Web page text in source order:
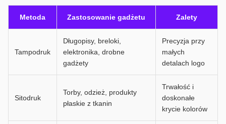
Metoda Zastosowanie gadżetu Zalety
Tampodruk
Długopisy, breloki,
elektronika, drobne
gadżety
Precyzja przy
małych
detalach logo
Sitodruk
Torby, odzież, produkty
płaskie z tkanin
Trwałość i
doskonałe
krycie kolorów